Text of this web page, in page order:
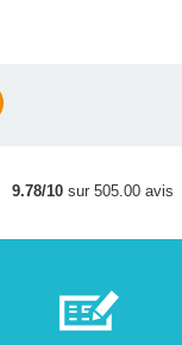
9.78/10 sur 505.00 avis